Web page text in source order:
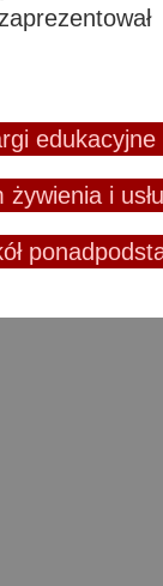
żywienia i